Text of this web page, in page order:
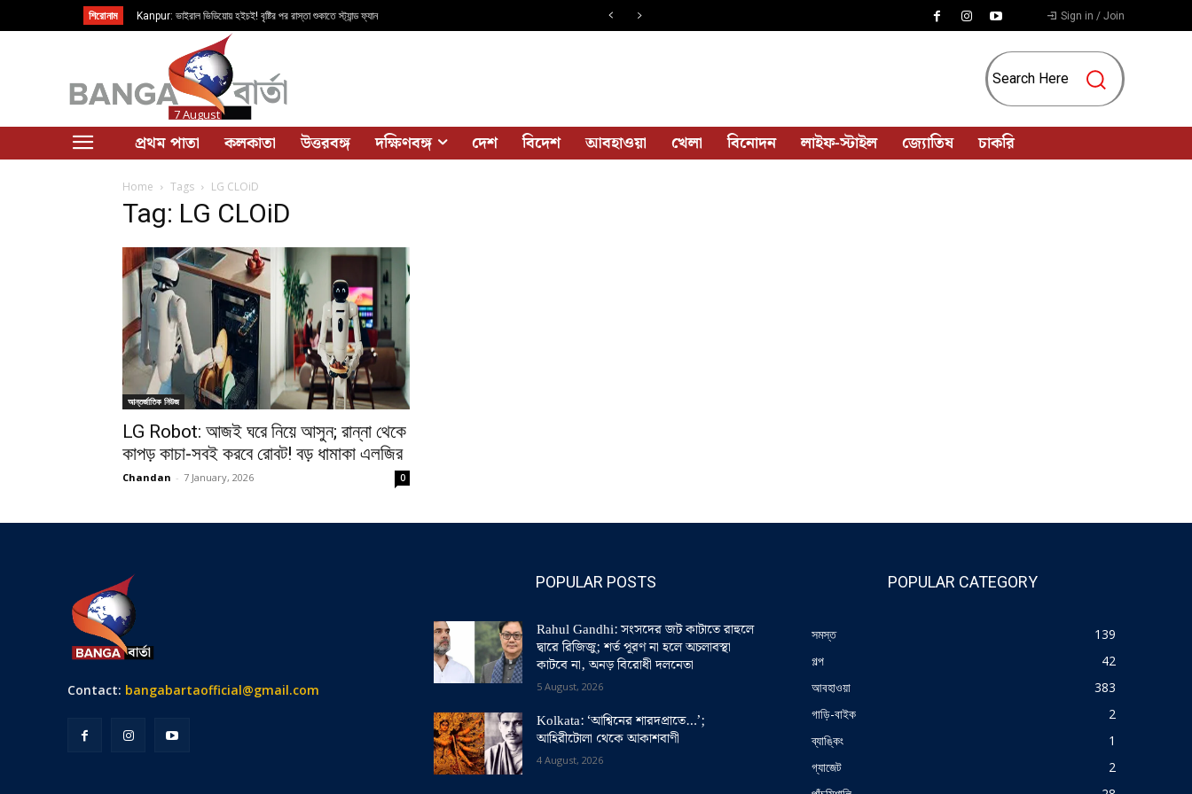
শিরোনাম Kanpur: ভাইরাল ভিডিয়োয় হইচই! বৃষ্টির পর রাস্তা শুকাতে স্ট্যান্ড ফ্যান Sign in / Join
7 August
Search Here
প্রথম পাতা কলকাতা উত্তরবঙ্গ দক্ষিণবঙ্গ দেশ বিদেশ আবহাওয়া খেলা বিনোদন লাইফ-স্টাইল জ্যোতিষ চাকরি
Home Tags LG CLOiD
Tag: LG CLOiD
আন্তর্জাতিক নিউজ
LG Robot: আজই ঘরে নিয়ে আসুন; রান্না থেকে
কাপড় কাচা-সবই করবে রোবট! বড় ধামাকা এলজির
Chandan - 7 January, 2026 0
Contact: bangabartaofficial@gmail.com
POPULAR POSTS
Rahul Gandhi: সংসদের জট কাটাতে রাহুলে
দ্বারে রিজিজু; শর্ত পূরণ না হলে অচলাবস্থা
কাটবে না, অনড় বিরোধী দলনেতা
5 August, 2026
Kolkata: ‘আশ্বিনের শারদপ্রাতে…’;
আহিরীটোলা থেকে আকাশবাণী
4 August, 2026
POPULAR CATEGORY
সমস্ত
139
গল্প
42
আবহাওয়া
383
গাড়ি-বাইক
2
ব্যাঙ্কিং
1
গ্যাজেট
2